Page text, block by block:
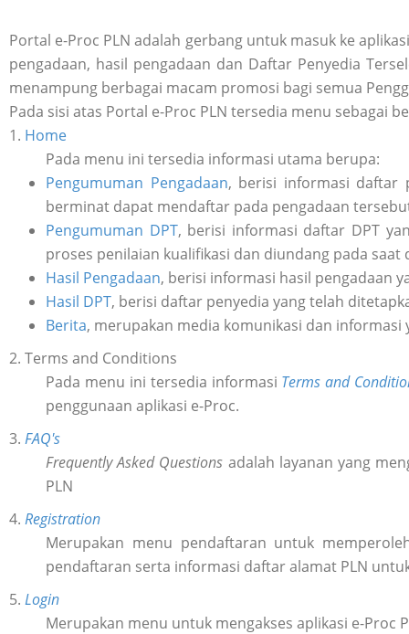
Portal e-Proc PLN adalah gerbang untuk masuk ke
pengadaan, hasil pengadaan dan Daftar Penyedia
menampung berbagai macam promosi bagi semua
Pada sisi atas Portal e-Proc PLN tersedia menu sebagai
1. Home
Pada menu ini tersedia informasi utama berupa:
Pengumuman Pengadaan, berisi informasi daftar
berminat dapat mendaftar pada pengadaan
Pengumuman DPT, berisi informasi daftar DPT
proses penilaian kualifikasi dan diundang pada
Hasil Pengadaan, berisi informasi hasil pengadaan
Hasil DPT, berisi daftar penyedia yang telah
Berita, merupakan media komunikasi dan
2. Terms and Conditions
Pada menu ini tersedia informasi Terms and
penggunaan aplikasi e-Proc.
3. FAQ's
Frequently Asked Questions adalah layanan yang
PLN
4. Registration
Merupakan menu pendaftaran untuk
pendaftaran serta informasi daftar alamat PLN
5. Login
Merupakan menu untuk mengakses aplikasi e-